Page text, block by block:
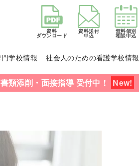
資料
ダウンロード
資料送付
申込
無料個別
相談申込
学校情報 社会人のための看護学校情報
類添削・面接指導 受付中！